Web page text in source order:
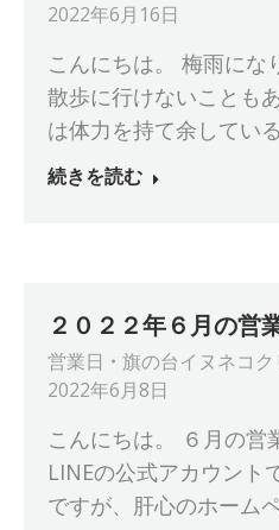
2022年6月16日
こんにちは。 梅雨にな
散歩に行けないことも
は体力を持て余してい
続きを読む
２０２２年６月の営
営業日 旗の台イヌネコク
2022年6月8日
こんにちは。 ６月の営
LINEの公式アカウント
ですが、肝心のホーム